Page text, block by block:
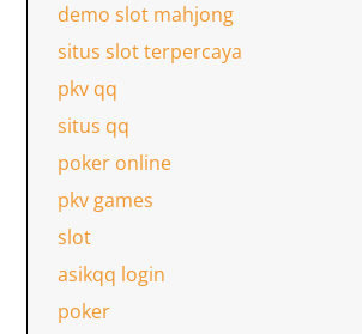
demo slot mahjong
situs slot terpercaya
pkv qq
situs qq
poker online
pkv games
slot
asikqq login
poker